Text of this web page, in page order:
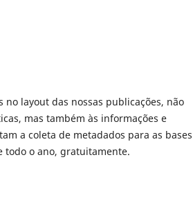
layout das nossas publicações, não
mas também às informações e
a coleta de metadados para as
todo o ano, gratuitamente.